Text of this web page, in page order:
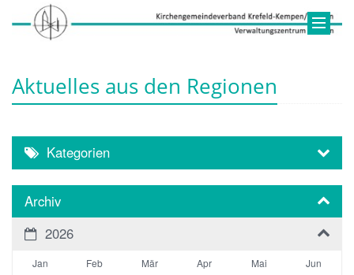
Aktuelles aus den Regionen
Kategorien
Archiv
2026
Jan Feb Mär Apr Mai
Jun